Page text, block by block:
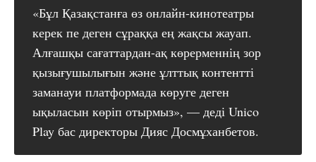
«Бұл Қазақстанға өз онлайн-кинотеатры
керек пе деген сұраққа ең жақсы жауап.
Алғашқы сағаттардан-ақ көрерменнің зор
қызығушылығын және ұлттық контентті
заманауи платформада көруге деген
ықыласын көріп отырмыз», — деді Unico
Play бас директоры Дияс Досмұханбетов.